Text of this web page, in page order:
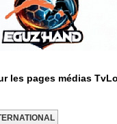
les pages médias